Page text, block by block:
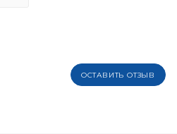
ОСТАВИТЬ ОТЗЫВ